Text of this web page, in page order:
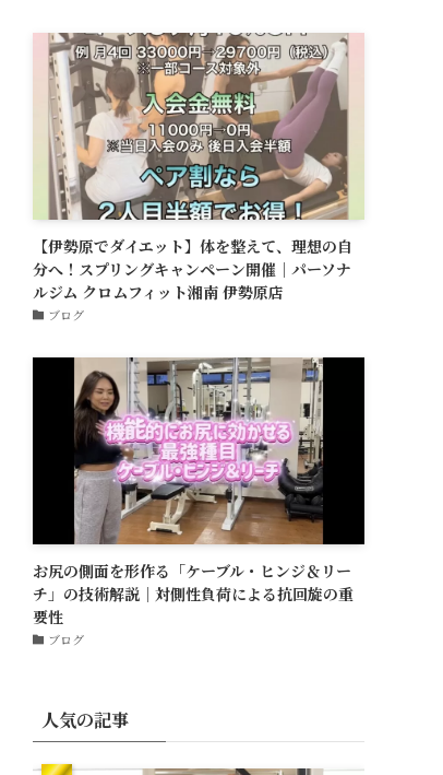
【伊勢原でダイエット】体を整えて、理想の自
分へ！スプリングキャンペーン開催｜パーソナ
ルジム クロムフィット湘南 伊勢原店
ブログ
お尻の側面を形作る「ケーブル・ヒンジ＆リー
チ」の技術解説｜対側性負荷による抗回旋の重
要性
ブログ
人気の記事